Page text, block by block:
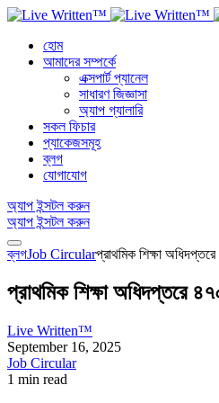
হোম
আমাদের সম্পর্কে
এক্সপার্ট প্যানেল
সাধারণ জিজ্ঞাসা
অ্যাপ গ্যালারি
সকল ফিচার
প্যাকেজসমূহ
ব্লগ
যোগাযোগ
অ্যাপ ইন্সটল করুন
অ্যাপ ইন্সটল করুন
ব্লগJob Circularপ্রাথমিক শিক্ষা
প্রাথমিক শিক্ষা অধিদপ্তরে
Live Written™
September 16, 2025
Job Circular
1 min read